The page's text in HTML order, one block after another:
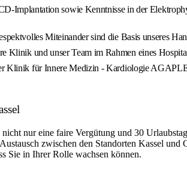
Implantation sowie Kenntnisse in der
Miteinander sind die Basis unseres
und unser Team im Rahmen eines
Klinik für Innere Medizin - Kardiologie
nur eine faire Vergütung und 30
zwischen den Standorten Kassel
Sie in Ihrer Rolle wachsen können.